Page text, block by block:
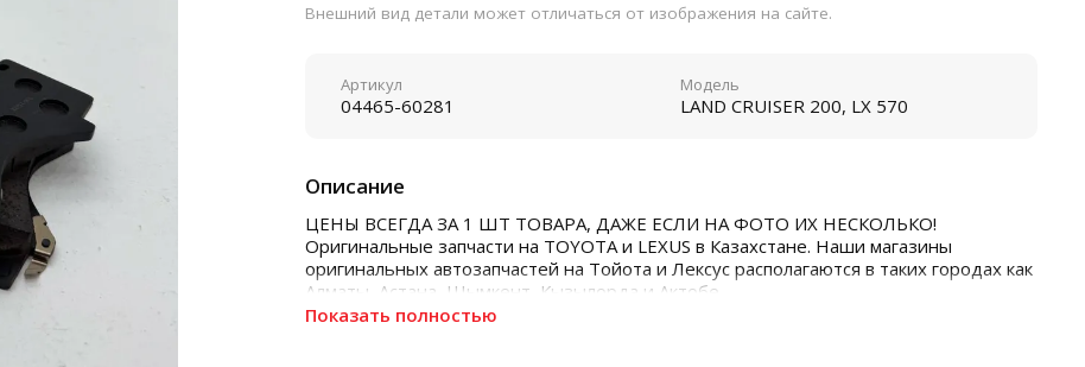
Внешний вид детали может отличаться от изображения на сайте.
Описание
ЦЕНЫ ВСЕГДА ЗА 1 ШТ ТОВАРА, ДАЖЕ ЕСЛИ НА ФОТО ИХ НЕСКОЛЬКО!
Оригинальные запчасти на TOYOTA и LEXUS в Казахстане. Наши магазины
оригинальных автозапчастей на Тойота и Лексус располагаются в таких городах как
Алматы, Астана, Шымкент, Кызылорда и Актобе
Показать полностью
Артикул
04465-60281
Модель
LAND CRUISER 200, LX 570